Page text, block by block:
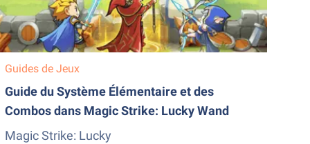
Guides de Jeux
Guide du Système Élémentaire et des
Combos dans Magic Strike: Lucky Wand
Magic Strike: Lucky